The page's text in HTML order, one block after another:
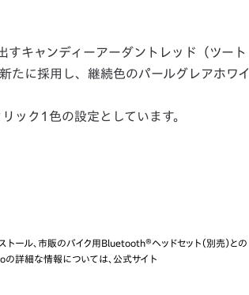
キャンディーアーダントレッド（ツート
たに採用し、継続色のパールグレアホワイ
ック1色の設定としています。
ル、市販のバイク用Bluetooth®ヘッドセット（別売）との
詳細な情報については、公式サイト